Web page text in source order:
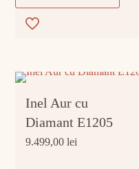
Inel Aur cu
Diamant E1205
9.499,00lei